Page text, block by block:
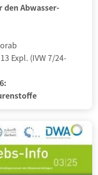
den Abwasser-
Expl. (IVW 7/24-